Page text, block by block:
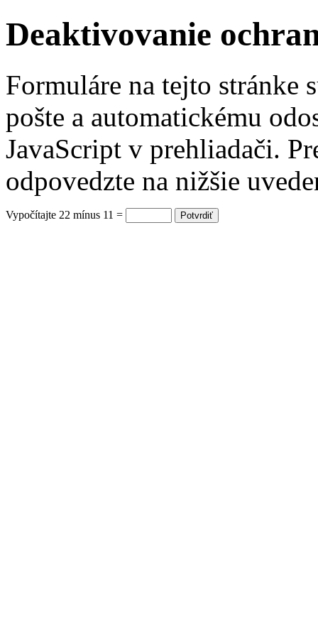
Deaktivovanie
Formuláre na tejto stránke
pošte a automatickému
JavaScript v prehliadači.
odpovedzte na nižšie
Vypočítajte 22 mínus 11 =